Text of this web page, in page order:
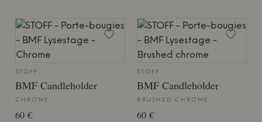
STOFF
BMF Candleholder
CHROME
60 €
STOFF
BMF Candleholder
BRUSHED CHROME
60 €